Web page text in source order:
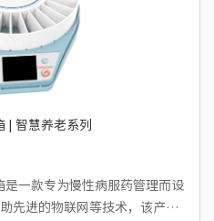
| 智慧养老系列
一款专为慢性病服药管理而设
先进的物联网等技术，该产品